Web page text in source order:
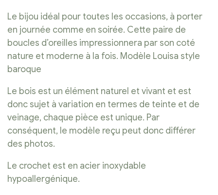
Le bijou idéal pour toutes les occasions, à porter
en journée comme en soirée. Cette paire de
boucles d’oreilles impressionnera par son coté
nature et moderne à la fois. Modèle Louisa style
baroque
Le bois est un élément naturel et vivant et est
donc sujet à variation en termes de teinte et de
veinage, chaque pièce est unique. Par
conséquent, le modèle reçu peut donc différer
des photos.
Le crochet est en acier inoxydable
hypoallergénique.